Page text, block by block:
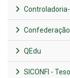
QEdu
SICONFI -